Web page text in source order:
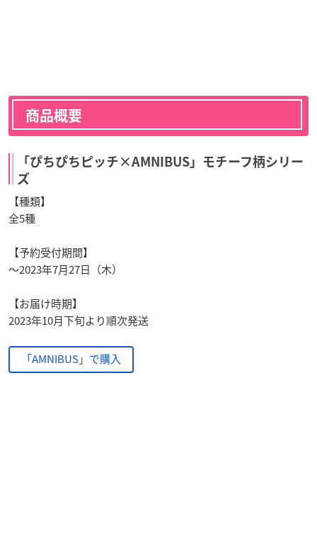
商品概要
「ぴちぴちピッチ×AMNIBUS」モチーフ柄シリー
ズ
【種類】
全5種
【予約受付期間】
〜2023年7月27日（木）
【お届け時期】
2023年10月下旬より順次発送
「AMNIBUS」で購入